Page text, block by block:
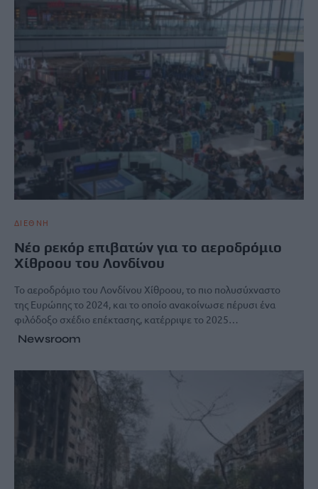
ΔΙΕΘΝΗ
Νέο ρεκόρ επιβατών για το αεροδρόμιο
Χίθροου του Λονδίνου
Το αεροδρόμιο του Λονδίνου Χίθροου, το πιο πολυσύχναστο
της Ευρώπης το 2024, και το οποίο ανακοίνωσε πέρυσι ένα
φιλόδοξο σχέδιο επέκτασης, κατέρριψε το 2025…
Newsroom